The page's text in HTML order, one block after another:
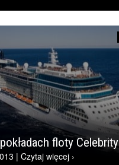
floty Celebrity
| Czytaj więcej ›